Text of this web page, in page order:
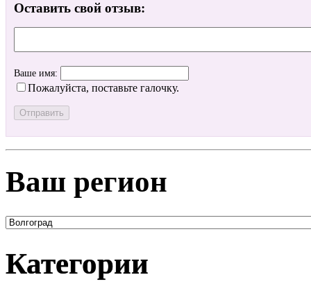
Оставить свой отзыв:
Ваше имя:
Пожалуйста, поставьте галочку.
Ваш регион
Категории